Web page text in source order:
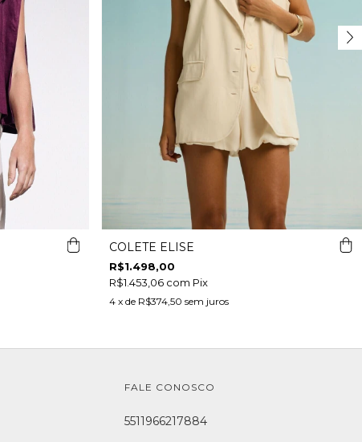
COLETE ELISE
R$1.498,00
R$1.453,06 com Pix
4 x de R$374,50 sem juros
FALE CONOSCO
5511966217884